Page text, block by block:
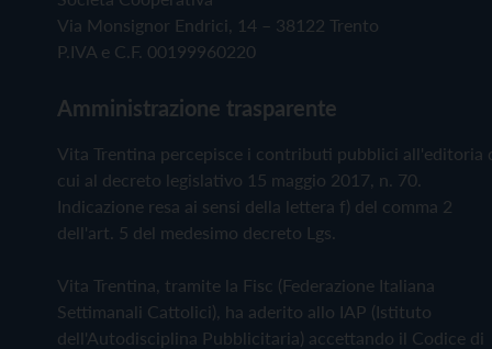
Via Monsignor Endrici, 14 – 38122 Trento
P.IVA e C.F. 00199960220
Amministrazione trasparente
Vita Trentina percepisce i contributi pubblici all'editoria
cui al decreto legislativo 15 maggio 2017, n. 70.
Indicazione resa ai sensi della lettera f) del comma 2
dell'art. 5 del medesimo decreto Lgs.
Vita Trentina, tramite la Fisc (Federazione Italiana
Settimanali Cattolici), ha aderito allo IAP (Istituto
dell'Autodisciplina Pubblicitaria) accettando il Codice di